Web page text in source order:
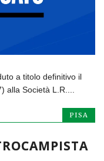
a titolo definitivo il
alla Società L.R....
PISA